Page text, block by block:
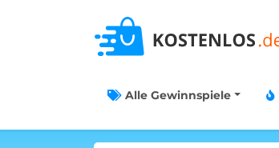
Alle Gewinnspiele